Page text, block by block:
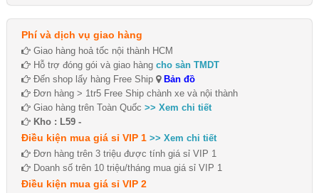
Phí và dịch vụ giao hàng
Giao hàng hoả tốc nội thành HCM
Hỗ trợ đóng gói và giao hàng cho sàn TMDT
Đến shop lấy hàng Free Ship
Bản đồ
Đơn hàng > 1tr5 Free Ship chành xe và nội thành
Giao hàng trên Toàn Quốc >> Xem chi tiết
Kho : L59 -
Điều kiện mua giá sỉ VIP 1 >> Xem chi tiết
Đơn hàng trên 3 triệu được tính giá sỉ VIP 1
Doanh số trên 10 triệu/tháng mua giá sỉ VIP 1
Điều kiện mua giá sỉ VIP 2